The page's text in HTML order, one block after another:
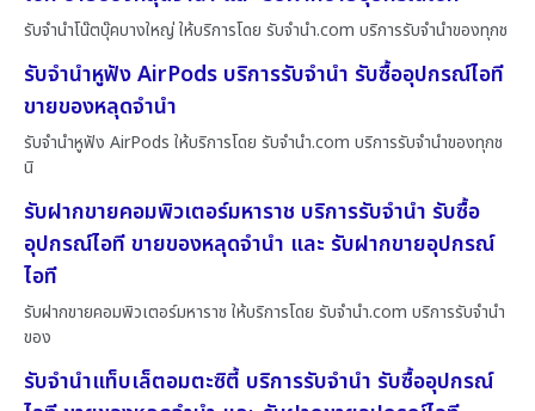
รับจำนำโน๊ตบุ๊คบางใหญ่ ให้บริการโดย รับจํานํา.com บริการรับจำนำของทุกช
รับจำนำหูฟัง AirPods บริการรับจำนำ รับซื้ออุปกรณ์ไอที
ขายของหลุดจำนำ
รับจำนำหูฟัง AirPods ให้บริการโดย รับจํานํา.com บริการรับจำนำของทุกช
นิ
รับฝากขายคอมพิวเตอร์มหาราช บริการรับจำนำ รับซื้อ
อุปกรณ์ไอที ขายของหลุดจำนำ และ รับฝากขายอุปกรณ์
ไอที
รับฝากขายคอมพิวเตอร์มหาราช ให้บริการโดย รับจํานํา.com บริการรับจำนำ
ของ
รับจำนำแท็บเล็ตอมตะซิตี้ บริการรับจำนำ รับซื้ออุปกรณ์